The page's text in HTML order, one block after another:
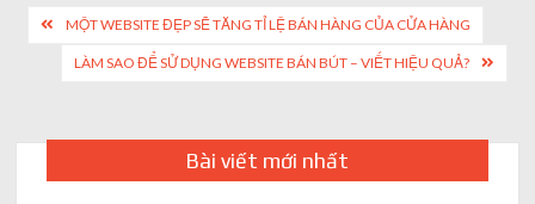
Post
navigation
MỘT WEBSITE ĐẸP SẼ TĂNG TỈ LỆ BÁN HÀNG CỦA CỬA HÀNG
LÀM SAO ĐỂ SỬ DỤNG WEBSITE BÁN BÚT – VIẾT HIỆU QUẢ?
Bài viết mới nhất